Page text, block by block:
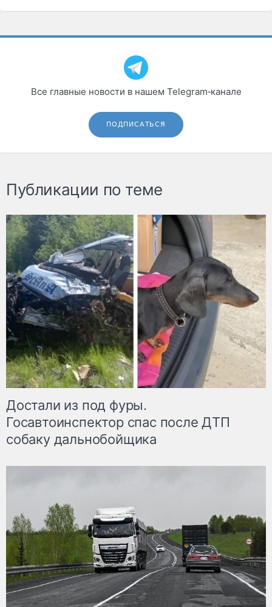
Все главные новости в нашем Telegram‑канале
ПОДПИСАТЬСЯ
Публикации по теме
Достали из под фуры.
Госавтоинспектор спас после ДТП
собаку дальнобойщика